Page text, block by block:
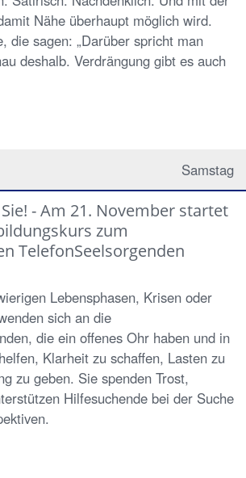
Nähe überhaupt möglich wird.
die sagen: „Darüber spricht man
deshalb. Verdrängung gibt es auch
Samstag
- Am 21. November startet
zum
TelefonSeelsorgenden
Lebensphasen, Krisen oder
sich an die
die ein offenes Ohr haben und in
Klarheit zu schaffen, Lasten zu
zu geben. Sie spenden Trost,
Hilfesuchende bei der Suche